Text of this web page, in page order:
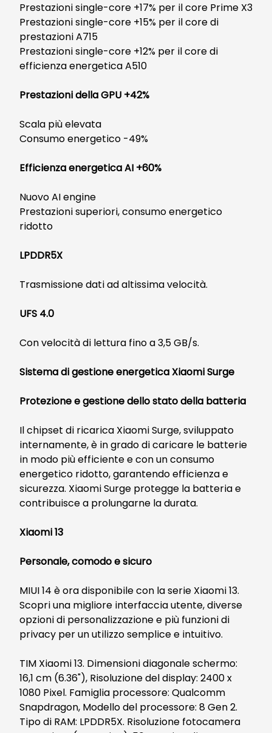
Prestazioni single-core +17% per il core Prime X3
Prestazioni single-core +15% per il core di
prestazioni A715
Prestazioni single-core +12% per il core di
efficienza energetica A510
Prestazioni della GPU +42%
Scala più elevata
Consumo energetico -49%
Efficienza energetica AI +60%
Nuovo AI engine
Prestazioni superiori, consumo energetico
ridotto
LPDDR5X
Trasmissione dati ad altissima velocità.
UFS 4.0
Con velocità di lettura fino a 3,5 GB/s.
Sistema di gestione energetica Xiaomi Surge
Protezione e gestione dello stato della batteria
Il chipset di ricarica Xiaomi Surge, sviluppato
internamente, è in grado di caricare le batterie
in modo più efficiente e con un consumo
energetico ridotto, garantendo efficienza e
sicurezza. Xiaomi Surge protegge la batteria e
contribuisce a prolungarne la durata.
Xiaomi 13
Personale, comodo e sicuro
MIUI 14 è ora disponibile con la serie Xiaomi 13.
Scopri una migliore interfaccia utente, diverse
opzioni di personalizzazione e più funzioni di
privacy per un utilizzo semplice e intuitivo.
TIM Xiaomi 13. Dimensioni diagonale schermo:
16,1 cm (6.36"), Risoluzione del display: 2400 x
1080 Pixel. Famiglia processore: Qualcomm
Snapdragon, Modello del processore: 8 Gen 2.
Tipo di RAM: LPDDR5X. Risoluzione fotocamera